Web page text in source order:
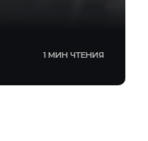
1 МИН ЧТЕНИЯ